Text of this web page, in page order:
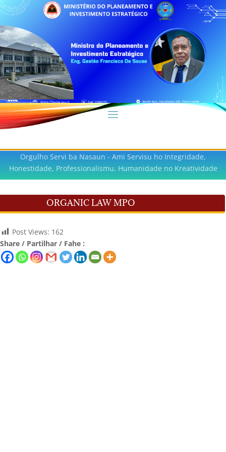
Orgulho Servi ba Nasaun - Ami Servisu ho Integridade,
Honestidade, Professionalismu, Humanidade no Kreatividade
ORGANIC LAW MPO
Post Views: 162
Share / Partilhar / Fahe :